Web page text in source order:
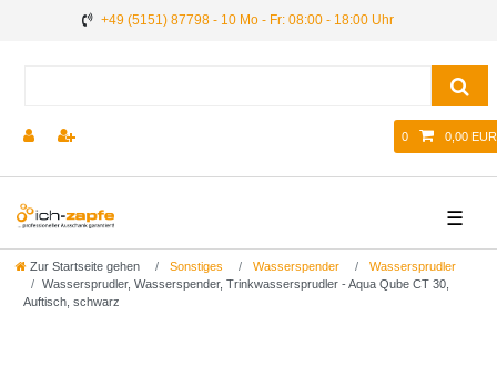
+49 (5151) 87798 - 10 Mo - Fr: 08:00 - 18:00 Uhr
0 0,00 EUR
☰
Zur Startseite gehen Sonstiges Wasserspender
Wassersprudler
Wassersprudler, Wasserspender, Trinkwassersprudler - Aqua Qube CT 30,
Auftisch, schwarz